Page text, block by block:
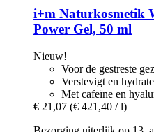
i+m Naturkosmetik
Power Gel, 50 ml
Nieuw!
Voor de gestreste
Verstevigt en
Met cafeïne en
€ 21,07 (€ 421,40 / l)